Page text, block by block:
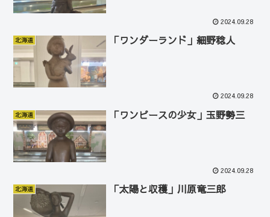
2024.09.28
北海道 「ワンダーランド」細野稔人
2024.09.28
北海道 「ワンピースの少女」玉野勢三
2024.09.28
北海道 「太陽と収穫」川原竜三郎